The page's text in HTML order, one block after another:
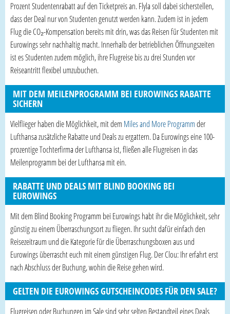
Prozent Studentenrabatt auf den Ticketpreis an. Flyla soll dabei sicherstellen,
dass der Deal nur von Studenten genutzt werden kann. Zudem ist in jedem
Flug die CO₂-Kompensation bereits mit drin, was das Reisen für Studenten mit
Eurowings sehr nachhaltig macht. Innerhalb der betrieblichen Öffnungszeiten
ist es Studenten zudem möglich, ihre Flugreise bis zu drei Stunden vor
Reiseantritt flexibel umzubuchen.
MIT DEM MEILENPROGRAMM BEI EUROWINGS RABATTE
SICHERN
Vielflieger haben die Möglichkeit, mit dem Miles and More Programmder
Lufthansa zusätzliche Rabatte und Deals zu ergattern. Da Eurowings eine 100-
prozentige Tochterfirma der Lufthansa ist, fließen alle Flugreisen in das
Meilenprogramm bei der Lufthansa mit ein.
RABATTE UND DEALS MIT BLIND BOOKING BEI
EUROWINGS
Mit dem Blind Booking Programm bei Eurowings habt ihr die Möglichkeit, sehr
günstig zu einem Überraschungsort zu fliegen. Ihr sucht dafür einfach den
Reisezeitraum und die Kategorie für die Überraschungsboxen aus und
Eurowings überrascht euch mit einem günstigen Flug. Der Clou: Ihr erfahrt erst
nach Abschluss der Buchung, wohin die Reise gehen wird.
GELTEN DIE EUROWINGS GUTSCHEINCODES FÜR DEN SALE?
Flugreisen oder Buchungen im Sale sind sehr selten Bestandteil eines Deals